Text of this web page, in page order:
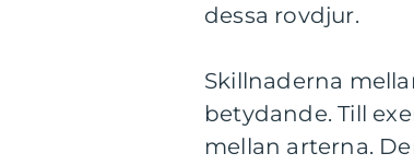
dessa rovdjur.
Skillnaderna
betydande. Till
mellan arterna.